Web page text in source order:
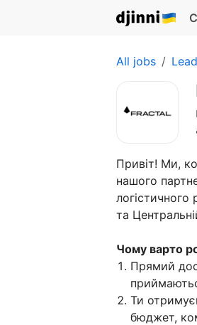
All jobs
Привіт! Ми,
нашого
та
Чому варто
Прямий
Ти
бюджет,